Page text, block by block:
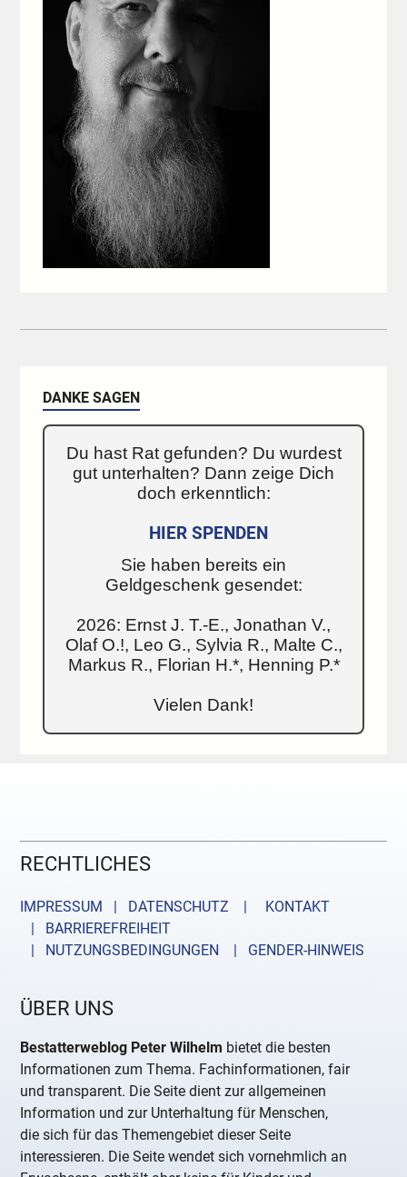
DANKE SAGEN
Du hast Rat gefunden? Du wurdest
gut unterhalten? Dann zeige Dich
doch erkenntlich:
HIER SPENDEN
Sie haben bereits ein
Geldgeschenk gesendet:
2026: Ernst J. T.-E., Jonathan V.,
Olaf O.!, Leo G., Sylvia R., Malte C.,
Markus R., Florian H.*, Henning P.*
Vielen Dank!
RECHTLICHES
IMPRESSUM | DATENSCHUTZ |
KONTAKT
| BARRIEREFREIHEIT
| NUTZUNGSBEDINGUNGEN
| GENDER-HINWEIS
ÜBER UNS
Bestatterweblog Peter Wilhelm bietet die besten
Informationen zum Thema. Fachinformationen, fair
und transparent. Die Seite dient zur allgemeinen
Information und zur Unterhaltung für Menschen,
die sich für das Themengebiet dieser Seite
interessieren. Die Seite wendet sich vornehmlich an